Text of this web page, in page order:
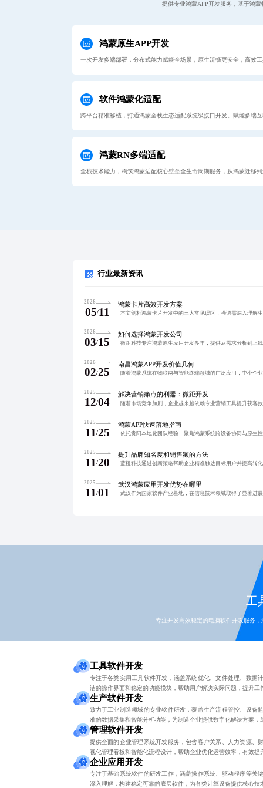
提供专业鸿蒙APP开发服务，基于鸿
鸿蒙原生APP开发
一次开发多端部署，分布式能力赋能全场景，原生流畅更安全，高效
软件鸿蒙化适配
跨平台精准移植，打通鸿蒙全栈生态适配系统级接口开发。赋能多端
鸿蒙RN多端适配
全栈技术能力，构筑鸿蒙适配核心壁垒全生命周期服务，从鸿蒙迁移
行业最新资讯
2026
05/11
鸿蒙卡片高效开发方案
2026
03/15
如何选择鸿蒙开发公司
2026
02/25
南昌鸿蒙APP开发价值几何
2025
12/04
解决营销痛点的利器：微距开发
2025
11 /25
鸿蒙APP快速落地指南
2025
11 /20
提升品牌知名度和销售额的方法
2025
11 /01
武汉鸿蒙应用开发优势在哪里
工
专注开发高效稳定的电脑软件开发服务
工具软件开发
专注于各类实用工具软件开发，涵盖系统优化、文件处理、数据
洁的操作界面和稳定的功能模块，帮助用户解决实际问题，提升工
生产软件开发
致力于工业制造领域的专业软件研发，覆盖生产流程管控、设备
准的数据采集和智能分析功能，为制造企业提供数字化解决方案，
管理软件开发
提供全面的企业管理系统开发服务，包含客户关系、人力资源、
视化管理看板和智能化流程设计，帮助企业优化运营效率，有效提
企业应用开发
专注于基础系统软件的研发工作，涵盖操作系统、驱动程序等关
深入理解，构建稳定可靠的底层软件，为各类计算设备提供核心技